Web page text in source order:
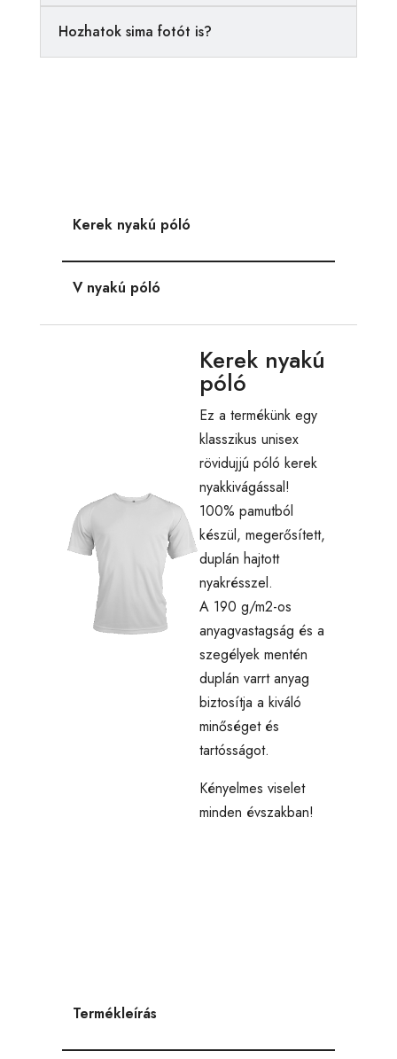
Hozhatok sima fotót is?
Kerek nyakú póló
V nyakú póló
Kerek nyakú
póló
Ez a termékünk egy
klasszikus unisex
rövidujjú póló kerek
nyakkivágással!
100% pamutból
készül, megerősített,
duplán hajtott
nyakrésszel.
A 190 g/m2-os
anyagvastagság és a
szegélyek mentén
duplán varrt anyag
biztosítja a kiváló
minőséget és
tartósságot.
Kényelmes viselet
minden évszakban!
Termékleírás